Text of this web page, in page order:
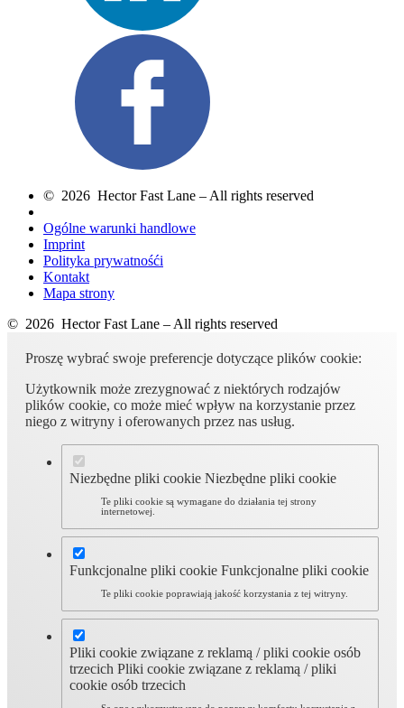
© 2026 Hector Fast Lane – All rights reserved
Ogólne warunki handlowe
Imprint
Polityka prywatnośći
Kontakt
Mapa strony
© 2026 Hector Fast Lane – All rights reserved
Proszę wybrać swoje preferencje dotyczące plików cookie:
Użytkownik może zrezygnować z niektórych rodzajów
plików cookie, co może mieć wpływ na korzystanie przez
niego z witryny i oferowanych przez nas usług.
Niezbędne pliki cookie Niezbędne pliki cookie
Te pliki cookie są wymagane do działania tej strony
internetowej.
Funkcjonalne pliki cookie Funkcjonalne pliki cookie
Te pliki cookie poprawiają jakość korzystania z tej witryny.
Pliki cookie związane z reklamą / pliki cookie osób
trzecich Pliki cookie związane z reklamą / pliki
cookie osób trzecich